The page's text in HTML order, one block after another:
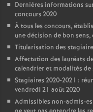
Dernières informations
concours 2020
À tous les concours,
une décision de bon
Titularisation des
Affectation des lauréats
calendrier et modalités
Stagiaires 2020-2021 :
vendredi 21 août 2020
Admissibles non-admis-